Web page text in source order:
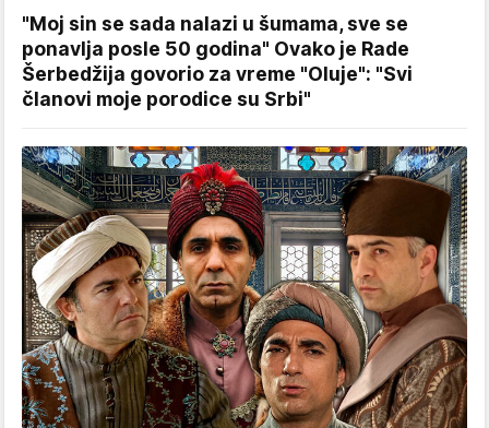
"Moj sin se sada nalazi u šumama, sve se
ponavlja posle 50 godina" Ovako je Rade
Šerbedžija govorio za vreme "Oluje": "Svi
članovi moje porodice su Srbi"